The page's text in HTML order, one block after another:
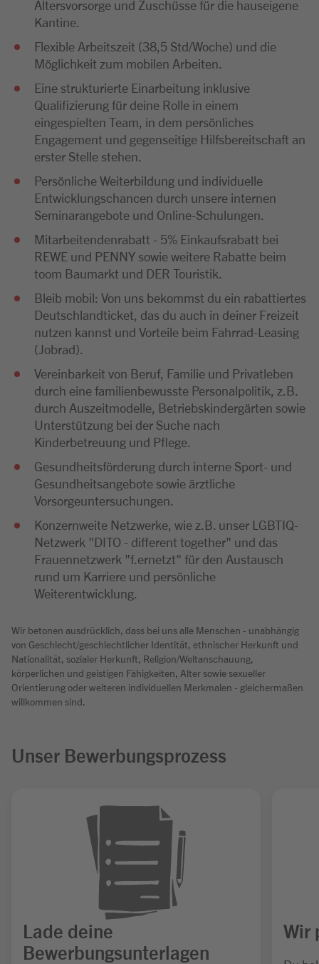
Altersvorsorge und Zuschüsse für die hauseigene
Kantine.
Flexible Arbeitszeit (38,5 Std/Woche) und die
Möglichkeit zum mobilen Arbeiten.
Eine strukturierte Einarbeitung inklusive
Qualifizierung für deine Rolle in einem
eingespielten Team, in dem persönliches
Engagement und gegenseitige Hilfsbereitschaft an
erster Stelle stehen.
Persönliche Weiterbildung und individuelle
Entwicklungschancen durch unsere internen
Seminarangebote und Online-Schulungen.
Mitarbeitendenrabatt - 5% Einkaufsrabatt bei
REWE und PENNY sowie weitere Rabatte beim
toom Baumarkt und DER Touristik.
Bleib mobil: Von uns bekommst du ein rabattiertes
Deutschlandticket, das du auch in deiner Freizeit
nutzen kannst und Vorteile beim Fahrrad-Leasing
(Jobrad).
Vereinbarkeit von Beruf, Familie und Privatleben
durch eine familienbewusste Personalpolitik, z.B.
durch Auszeitmodelle, Betriebskindergärten sowie
Unterstützung bei der Suche nach
Kinderbetreuung und Pflege.
Gesundheitsförderung durch interne Sport- und
Gesundheitsangebote sowie ärztliche
Vorsorgeuntersuchungen.
Konzernweite Netzwerke, wie z.B. unser LGBTIQ-
Netzwerk "DITO - different together" und das
Frauennetzwerk "f.ernetzt" für den Austausch
rund um Karriere und persönliche
Weiterentwicklung.
Wir betonen ausdrücklich, dass bei uns alle Menschen - unabhängig
von Geschlecht/geschlechtlicher Identität, ethnischer Herkunft und
Nationalität, sozialer Herkunft, Religion/Weltanschauung,
körperlichen und geistigen Fähigkeiten, Alter sowie sexueller
Orientierung oder weiteren individuellen Merkmalen - gleichermaßen
willkommen sind.
Unser Bewerbungsprozess
Lade deine
Bewerbungsunterlagen
Wir